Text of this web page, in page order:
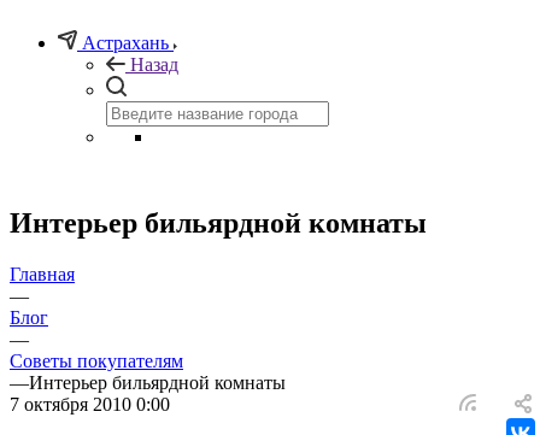
Астрахань
Назад
Интерьер бильярдной комнаты
Главная
—
Блог
—
Советы покупателям
—Интерьер бильярдной комнаты
7 октября 2010 0:00